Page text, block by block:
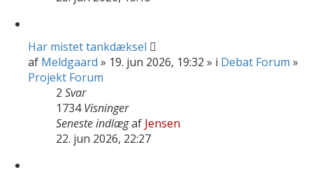
Har mistet tankdæksel
af Meldgaard » 19. jun 2026, 19:32 » i Debat Forum »
Projekt Forum
2 Svar
1734Visninger
Seneste indlægaf Jensen
22. jun 2026, 22:27